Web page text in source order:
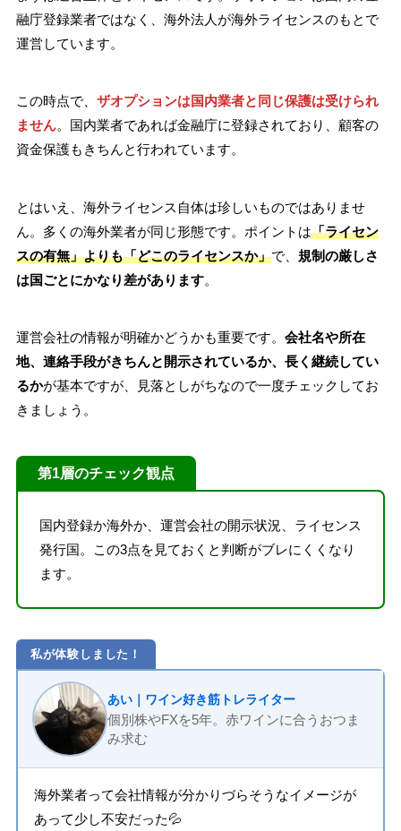
融庁登録業者ではなく、海外法人が海外ライセンスのもとで
運営しています。
この時点で、 ザオプションは国内業者と同じ保護は受けられ
ません。国内業者であれば金融庁に登録されており、顧客の
資金保護もきちんと行われています。
とはいえ、海外ライセンス自体は珍しいものではありませ
ん。多くの海外業者が同じ形態です。ポイントは「ライセン
スの有無」よりも「どこのライセンスか」で、 規制の厳しさ
は国ごとにかなり差があります。
運営会社の情報が明確かどうかも重要です。 会社名や所在
地、連絡手段がきちんと開示されているか、長く継続してい
るかが基本ですが、見落としがちなので一度チェックしてお
きましょう。
第1層のチェック観点
国内登録か海外か、運営会社の開示状況、ライセンス
発行国。この3点を見ておくと判断がブレにくくなり
ます。
私が体験しました！
あい｜ワイン好き筋トレライター
個別株やFXを5年。赤ワインに合うおつま
み求む
海外業者って会社情報が分かりづらそうなイメージが
あって少し不安だった💦